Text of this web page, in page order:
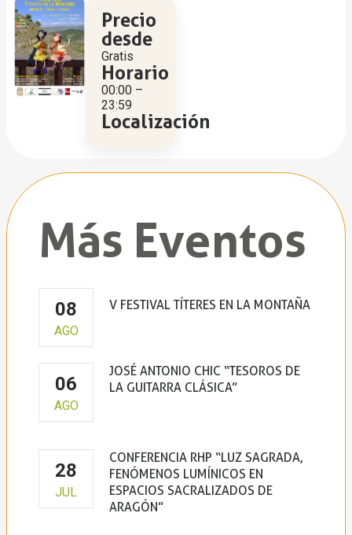
Precio
desde
Gratis
Horario
00:00 –
23:59
Localización
Más Eventos
08
AGO
V FESTIVAL TÍTERES EN LA MONTAÑA
06
AGO
JOSÉ ANTONIO CHIC “TESOROS DE
LA GUITARRA CLÁSICA”
28
JUL
CONFERENCIA RHP “LUZ SAGRADA,
FENÓMENOS LUMÍNICOS EN
ESPACIOS SACRALIZADOS DE
ARAGÓN”